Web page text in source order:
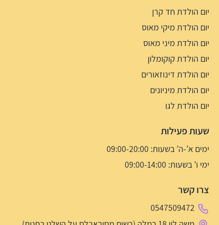
יום הולדת חד קרן
יום הולדת מיקי מאוס
יום הולדת מיני מאוס
יום הולדת קוקומלון
יום הולדת דינוזאורים
יום הולדת מיניונים
יום הולדת לגו
שעות פעילות
ימים א’-ה’ בשעות: 09:00-20:00
ימי ו’ בשעות: 09:00-14:00
צרו קשר
0547509472